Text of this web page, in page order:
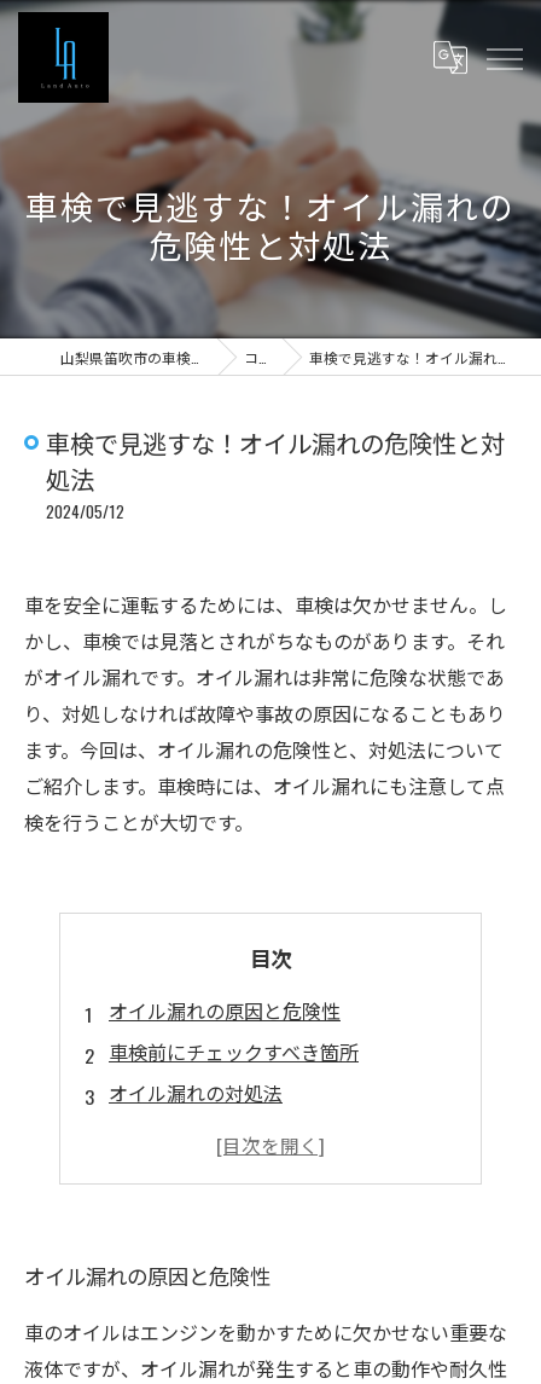
車検で見逃すな！オイル漏れの
危険性と対処法
コラム 車検で見逃すな！オイル漏れの危険性と対処法
車検で見逃すな！オイル漏れの危険性と対
処法
2024/05/12
車を安全に運転するためには、車検は欠かせません。し
かし、車検では見落とされがちなものがあります。それ
がオイル漏れです。オイル漏れは非常に危険な状態であ
り、対処しなければ故障や事故の原因になることもあり
ます。今回は、オイル漏れの危険性と、対処法について
ご紹介します。車検時には、オイル漏れにも注意して点
検を行うことが大切です。
目次
オイル漏れの原因と危険性
車検前にチェックすべき箇所
オイル漏れの対処法
修理や交換が必要な場合の費用と手続き
オイル漏れの原因と危険性
車のオイルはエンジンを動かすために欠かせない重要な
液体ですが、オイル漏れが発生すると車の動作や耐久性